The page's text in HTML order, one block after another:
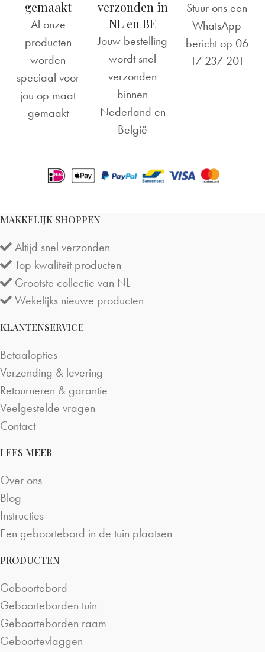
gemaakt
Al onze
producten
worden
speciaal voor
jou op maat
gemaakt
verzonden in
NL en BE
Jouw bestelling
wordt snel
verzonden
binnen
Nederland en
België
Stuur ons een
WhatsApp
bericht op 06
17 237 201
MAKKELIJK SHOPPEN
Altijd snel verzonden
Top kwaliteit producten
Grootste collectie van NL
Wekelijks nieuwe producten
KLANTENSERVICE
Betaalopties
Verzending & levering
Retourneren & garantie
Veelgestelde vragen
Contact
LEES MEER
Over ons
Blog
Instructies
Een geboortebord in de tuin plaatsen
PRODUCTEN
Geboortebord
Geboorteborden tuin
Geboorteborden raam
Geboortevlaggen